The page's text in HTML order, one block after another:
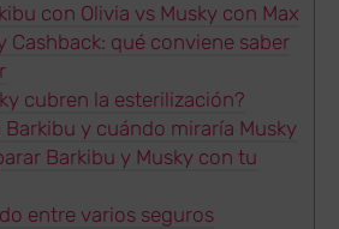
con Olivia vs Musky con Max
Cashback: qué conviene saber
cubren la esterilización?
Barkibu y cuándo miraría Musky
Barkibu y Musky con tu
entre varios seguros